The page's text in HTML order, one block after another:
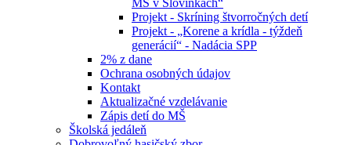
MŠ v Slovinkách“
Projekt - Skríning štvorročných detí
Projekt - „Korene a krídla - týždeň
generácií“ - Nadácia SPP
2% z dane
Ochrana osobných údajov
Kontakt
Aktualizačné vzdelávanie
Zápis detí do MŠ
Školská jedáleň